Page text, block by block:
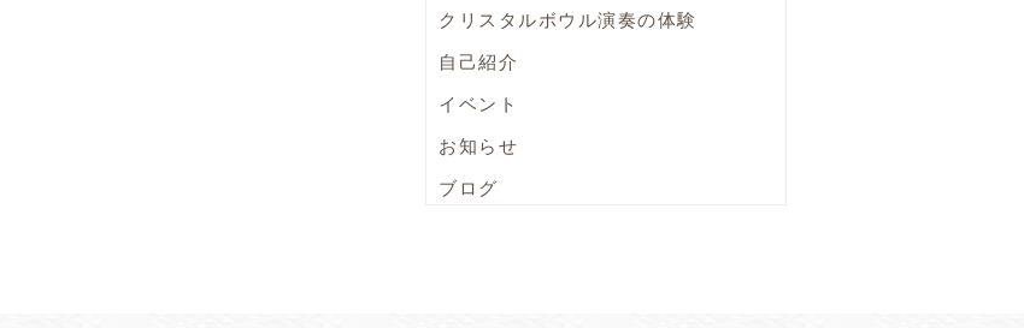
クリスタルボウル演奏の体験
自己紹介
イベント
お知らせ
ブログ